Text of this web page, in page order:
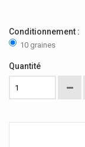
Conditionnement :
10 graines
Quantité